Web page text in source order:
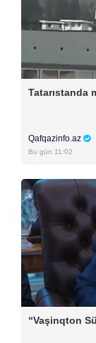
Tatarıstanda
Qafqazinfo.az
Bu gün 11:02
“Vaşinqton